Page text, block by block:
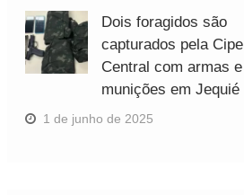
Dois foragidos são
capturados pela Cipe
Central com armas e
munições em Jequié
1 de junho de 2025